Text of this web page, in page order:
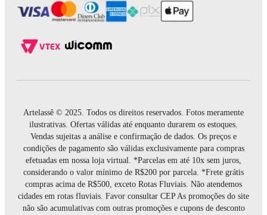
Artelassê © 2025. Todos os direitos reservados. Fotos meramente
ilustrativas. Ofertas válidas até enquanto durarem os estoques.
Vendas sujeitas a análise e confirmação de dados. Os preços e
condições de pagamento são válidas exclusivamente para compras
efetuadas em nossa loja virtual. *Parcelas em até 10x sem juros,
considerando o valor mínimo de R$200 por parcela. *Frete grátis
compras acima de R$500, exceto Rotas Fluviais. Não atendemos
cidades em rotas fluviais. Favor consultar CEP As promoções do site
não são acumulativas com outras promoções e cupons de desconto